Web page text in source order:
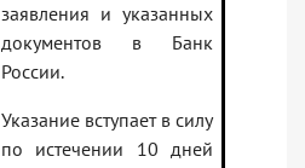
заявления и указанных
документов в Банк
России.
Указание вступает в силу
по истечении 10 дней